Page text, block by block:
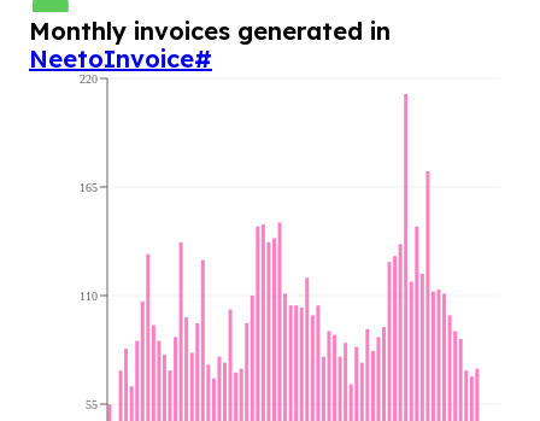
Monthly invoices generated in
NeetoInvoice#
55
110
165
220